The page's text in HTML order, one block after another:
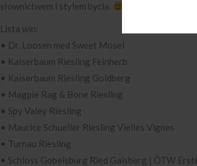
słownictwem i stylem bycia.
Lista win:
• Dr. Loosen med Sweet Mosel
• Kaiserbaum Riesling Feinherb
• Kaiserbaum Riesling Goldberg
• Magpie Rag & Bone Riesling
• Spy Valey Riesling
• Maurice Schueller Riesling Vielles Vignes
• Turnau Riesling
• Schloss Gobelsburg Ried Gaisberg | ÖTW